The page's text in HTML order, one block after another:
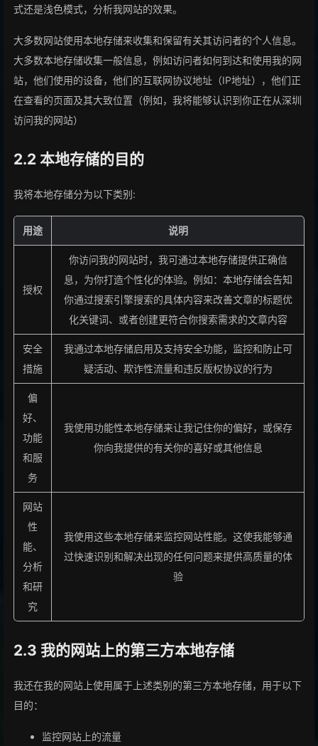
式还是浅色模式，分析我网站的效果。
大多数网站使用本地存储来收集和保留有关其访问者的个人信息。
大多数本地存储收集一般信息，例如访问者如何到达和使用我的网
站，他们使用的设备，他们的互联网协议地址（IP地址），他们正
在查看的页面及其大致位置（例如，我将能够认识到你正在从深圳
访问我的网站）
2.2 本地存储的目的
我将本地存储分为以下类别:
用途 说明
授权
你访问我的网站时，我可通过本地存储提供正确信
息，为你打造个性化的体验。例如：本地存储会告知
你通过搜索引擎搜索的具体内容来改善文章的标题优
化关键词、或者创建更符合你搜索需求的文章内容
安全
措施
我通过本地存储启用及支持安全功能，监控和防止可
疑活动、欺诈性流量和违反版权协议的行为
偏
好、
功能
和服
务
我使用功能性本地存储来让我记住你的偏好，或保存
你向我提供的有关你的喜好或其他信息
网站
性
能、
分析
和研
究
我使用这些本地存储来监控网站性能。这使我能够通
过快速识别和解决出现的任何问题来提供高质量的体
验
2.3 我的网站上的第三方本地存储
我还在我的网站上使用属于上述类别的第三方本地存储，用于以下
目的：
监控网站上的流量